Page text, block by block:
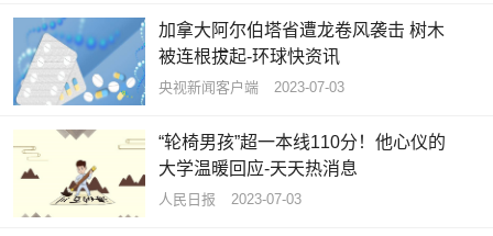
加拿大阿尔伯塔省遭龙卷风袭击 树木
被连根拔起-环球快资讯
央视新闻客户端 2023-07-03
“轮椅男孩”超一本线110分！他心仪的
大学温暖回应-天天热消息
人民日报 2023-07-03